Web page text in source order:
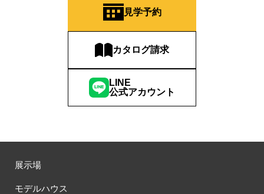
見学予約
カタログ請求
LINE
公式アカウント
展示場
モデルハウス